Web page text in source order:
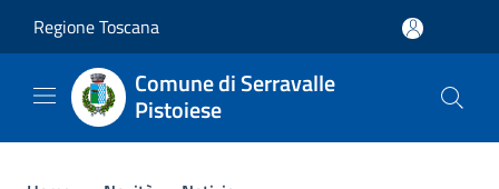
Regione Toscana
Comune di Serravalle
Pistoiese